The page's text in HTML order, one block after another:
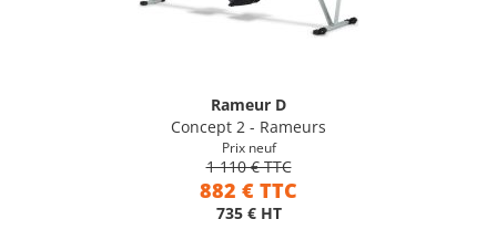
Rameur D
Concept 2 - Rameurs
Prix neuf
1 110 € TTC
882 € TTC
735 € HT